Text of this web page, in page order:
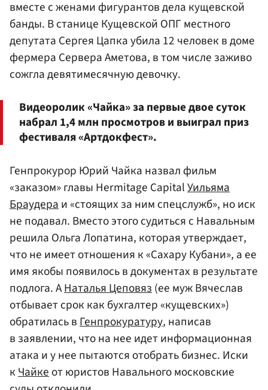
вместе с женами фигурантов дела кущевской
банды. В станице Кущевской ОПГ местного
депутата Сергея Цапка убила 12 человек в доме
фермера Сервера Аметова, в том числе заживо
сожгла девятимесячную девочку.
Видеоролик «Чайка» за первые двое суток
набрал 1,4 млн просмотров и выиграл приз
фестиваля «Артдокфест».
Генпрокурор Юрий Чайка назвал фильм
«заказом» главы Hermitage CapitalУильяма
Браудераи «стоящих за ним спецслужб», но иск
не подавал. Вместо этого судиться с Навальным
решила Ольга Лопатина, которая утверждает,
что не имеет отношения к «Сахару Кубани», а ее
имя якобы появилось в документах в результате
подлога. АНаталья Цеповяз(ее муж Вячеслав
отбывает срок как бухгалтер «кущевских»)
обратилась вГенпрокуратуру, написав
в заявлении, что на нее идет информационная
атака и у нее пытаются отобрать бизнес. Иски
кЧайкеот юристов Навального московские